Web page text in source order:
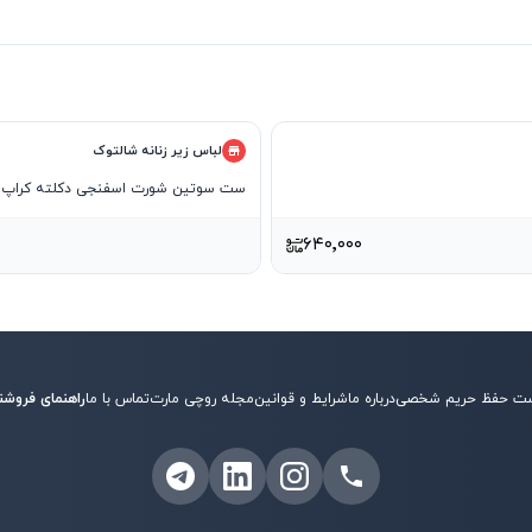
لباس زیر زنانه شالتوک
ست سوتین شورت اسفنجی دکلته کراپ
۶۴۰٬۰۰۰
حفظ حریم شخصیدرباره ماشرایط و قوانینمجله روچی مارتتماس با ماراهنمای